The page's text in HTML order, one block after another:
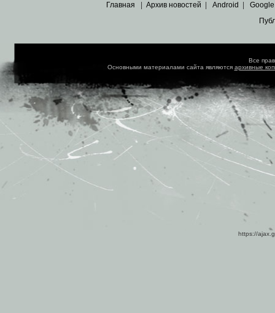
Главная Архив новостей Android Google
Все
Основными материалами сайта являются архивные
https://